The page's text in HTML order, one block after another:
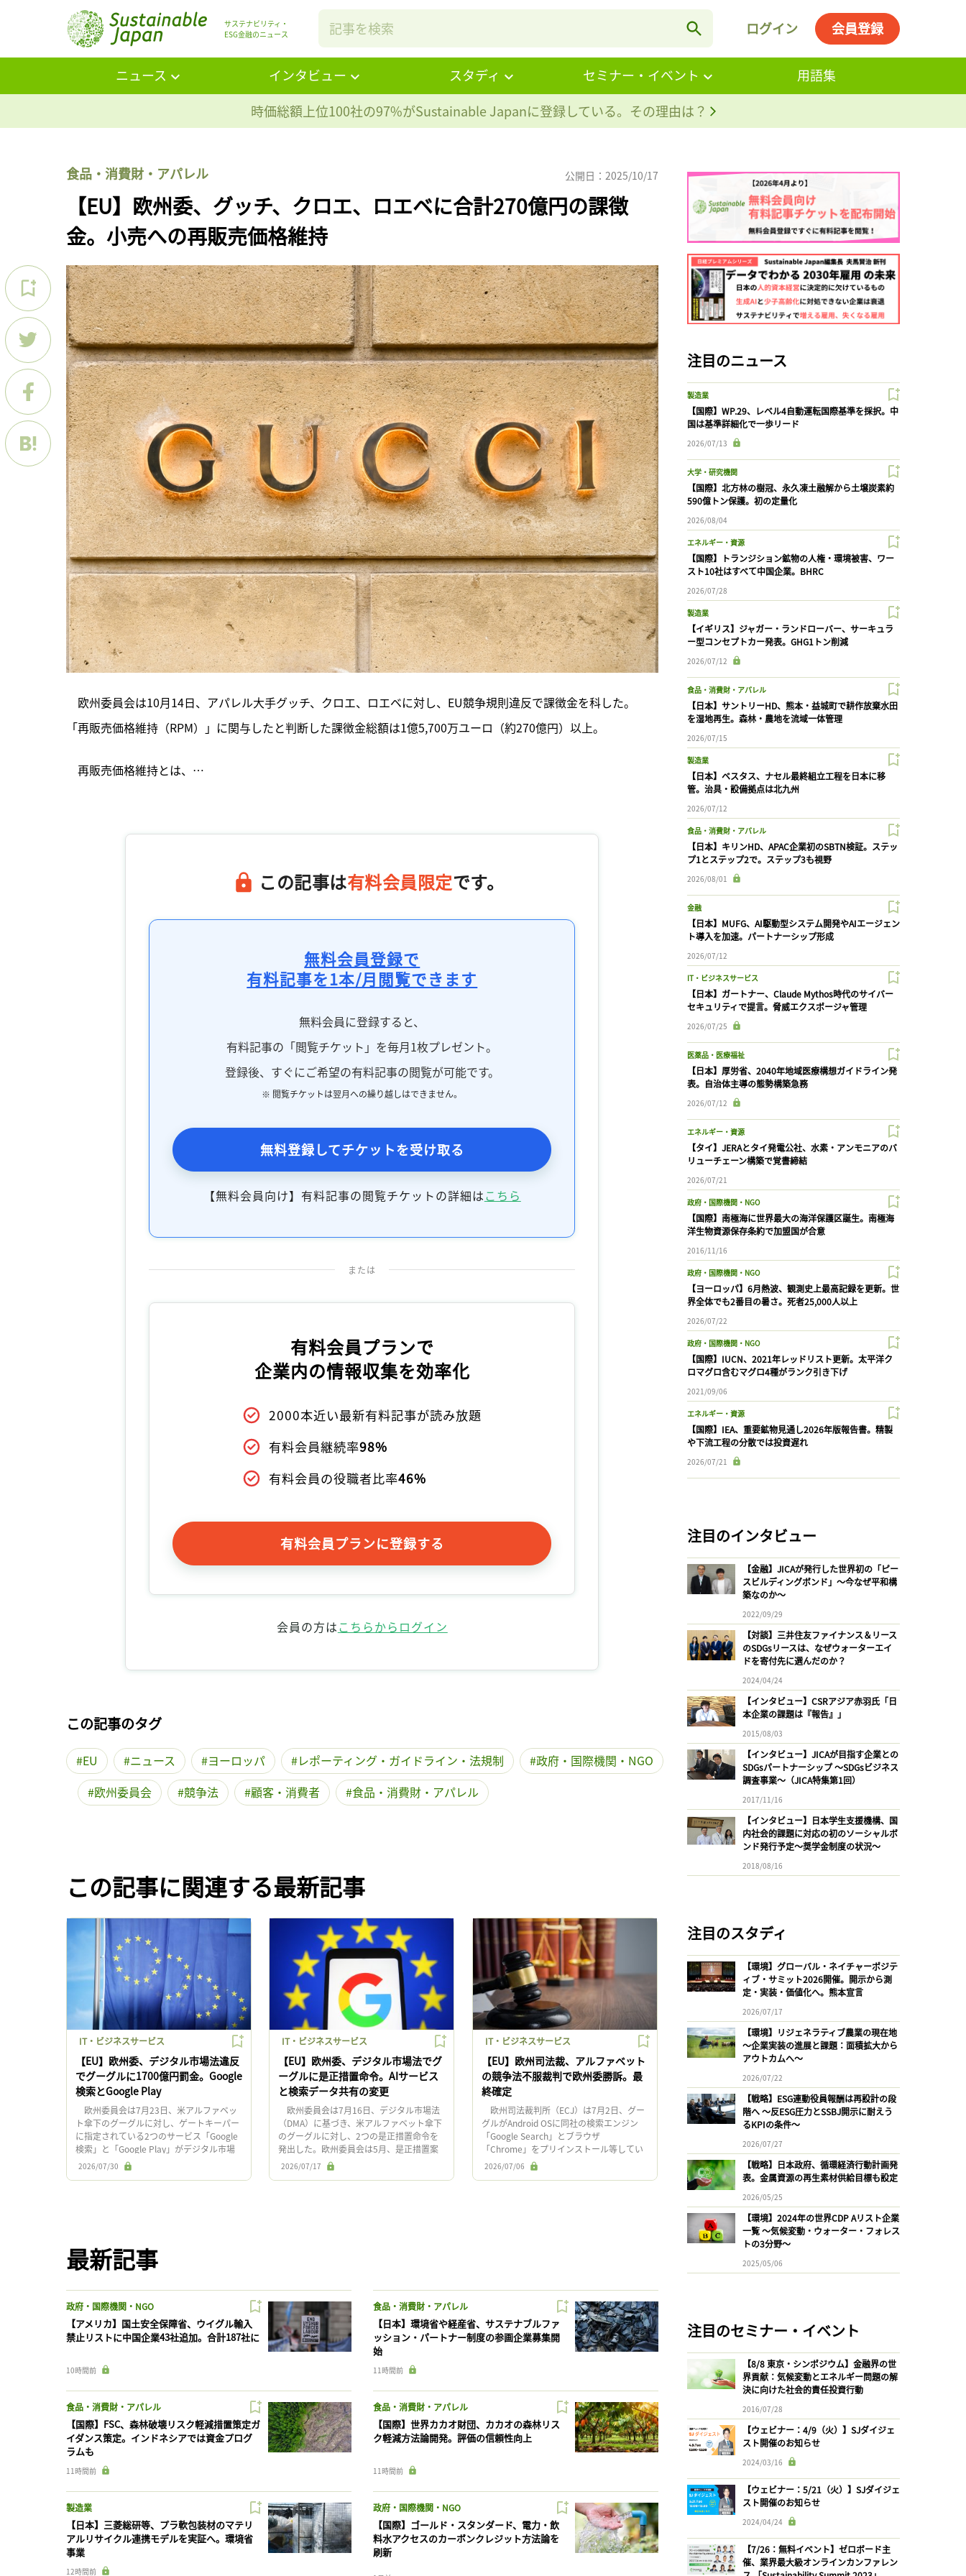
サステナビリティ・
ESG金融のニュース
ログイン 会員登録
ニュース インタビュー スタディ セミナー・イベント
用語集
時価総額上位100社の97%がSustainable Japanに登録している。その理由は？
食品・消費財・アパレル 公開日：2025/10/17
【EU】欧州委、グッチ、クロエ、ロエベに合計270億円の課徴
金。小売への再販売価格維持
欧州委員会は10月14日、アパレル大手グッチ、クロエ、ロエベに対し、EU競争規則違反で課徴金を科した。
「再販売価格維持（RPM）」に関与したと判断した課徴金総額は1億5,700万ユーロ（約270億円）以上。
再販売価格維持とは、…
この記事は有料会員限定です。
無料会員登録で
有料記事を1本/月閲覧できます
無料会員に登録すると、
有料記事の「閲覧チケット」を毎月1枚プレゼント。
登録後、すぐにご希望の有料記事の閲覧が可能です。
※ 閲覧チケットは翌月への繰り越しはできません。
無料登録してチケットを受け取る
【無料会員向け】有料記事の閲覧チケットの詳細はこちら
または
有料会員プランで
企業内の情報収集を効率化
2000本近い最新有料記事が読み放題
有料会員継続率98%
有料会員の役職者比率46%
有料会員プランに登録する
会員の方はこちらからログイン
この記事のタグ
EU ニュース ヨーロッパ レポーティング・ガイドライン・法規制
政府・国際機関・NGO
欧州委員会
競争法 顧客・消費者 食品・消費財・アパレル
この記事に関連する最新記事
IT・ビジネスサービス
【EU】欧州委、デジタル市場法違反
でグーグルに1700億円罰金。Google
検索とGoogle Play
欧州委員会は7月23日、米アルファベッ
ト傘下のグーグルに対し、ゲートキーパー
に指定されている2つのサービス「Google
検索」と「Google Play」がデジタル市場
法（DMA）に違反しているとの最終判定を
下し、是正 […]
2026/07/30
IT・ビジネスサービス
【EU】欧州委、デジタル市場法でグ
ーグルに是正措置命令。AIサービス
と検索データ共有の変更
欧州委員会は7月16日、デジタル市場法
（DMA）に基づき、米アルファベット傘下
のグーグルに対し、2つの是正措置命令を
発出した。欧州委員会は5月、是正措置案
を公表し、同社及び他のステークホルダー
からの意見を募集していた。 […]
2026/07/17
IT・ビジネスサービス
【EU】欧州司法裁、アルファベット
の競争法不服裁判で欧州委勝訴。最
終確定
欧州司法裁判所（ECJ）は7月2日、グー
グルがAndroid OSに同社の検索エンジン
「Google Search」とブラウザ
「Chrome」をプリインストール等してい
たことに対する2018年の行政処分を不服と
した裁判 […]
2026/07/06
最新記事
政府・国際機関・NGO
【アメリカ】国土安全保障省、ウイグル輸入
禁止リストに中国企業43社追加。合計187社に
10時間前
食品・消費財・アパレル
【日本】環境省や経産省、サステナブルファ
ッション・パートナー制度の参画企業募集開
始
11時間前
食品・消費財・アパレル
【国際】FSC、森林破壊リスク軽減措置策定ガ
イダンス策定。インドネシアでは資金プログ
ラムも
11時間前
食品・消費財・アパレル
【国際】世界カカオ財団、カカオの森林リス
ク軽減方法論開発。評価の信頼性向上
11時間前
製造業
【日本】三菱総研等、プラ軟包装材のマテリ
アルリサイクル連携モデルを実証へ。環境省
事業
12時間前
政府・国際機関・NGO
【国際】ゴールド・スタンダード、電力・飲
料水アクセスのカーボンクレジット方法論を
刷新
注目のニュース
製造業
【国際】WP.29、レベル4自動運転国際基準を採択。中
国は基準詳細化で一歩リード
2026/07/13
大学・研究機関
【国際】北方林の樹冠、永久凍土融解から土壌炭素約
590億トン保護。初の定量化
2026/08/04
エネルギー・資源
【国際】トランジション鉱物の人権・環境被害、ワー
スト10社はすべて中国企業。BHRC
2026/07/28
製造業
【イギリス】ジャガー・ランドローバー、サーキュラ
ー型コンセプトカー発表。GHG1トン削減
2026/07/12
食品・消費財・アパレル
【日本】サントリーHD、熊本・益城町で耕作放棄水田
を湿地再生。森林・農地を流域一体管理
2026/07/15
製造業
【日本】ベスタス、ナセル最終組立工程を日本に移
管。治具・設備拠点は北九州
2026/07/12
食品・消費財・アパレル
【日本】キリンHD、APAC企業初のSBTN検証。ステッ
プ1とステップ2で。ステップ3も視野
2026/08/01
金融
【日本】MUFG、AI駆動型システム開発やAIエージェン
ト導入を加速。パートナーシップ形成
2026/07/12
IT・ビジネスサービス
【日本】ガートナー、Claude Mythos時代のサイバー
セキュリティで提言。脅威エクスポージャ管理
2026/07/25
医薬品・医療福祉
【日本】厚労省、2040年地域医療構想ガイドライン発
表。自治体主導の態勢構築急務
2026/07/12
エネルギー・資源
【タイ】JERAとタイ発電公社、水素・アンモニアのバ
リューチェーン構築で覚書締結
2026/07/21
政府・国際機関・NGO
【国際】南極海に世界最大の海洋保護区誕生。南極海
洋生物資源保存条約で加盟国が合意
2016/11/16
政府・国際機関・NGO
【ヨーロッパ】6月熱波、観測史上最高記録を更新。世
界全体でも2番目の暑さ。死者25,000人以上
2026/07/22
政府・国際機関・NGO
【国際】IUCN、2021年レッドリスト更新。太平洋ク
ロマグロ含むマグロ4種がランク引き下げ
2021/09/06
エネルギー・資源
【国際】IEA、重要鉱物見通し2026年版報告書。精製
や下流工程の分散では投資遅れ
2026/07/21
注目のインタビュー
【金融】JICAが発行した世界初の「ピー
スビルディングボンド」〜今なぜ平和構
築なのか〜
2022/09/29
【対談】三井住友ファイナンス＆リース
のSDGsリースは、なぜウォーターエイ
ドを寄付先に選んだのか？
2024/04/24
【インタビュー】CSRアジア赤羽氏「日
本企業の課題は『報告』」
2015/08/03
【インタビュー】JICAが目指す企業との
SDGsパートナーシップ 〜SDGsビジネス
調査事業〜（JICA特集第1回）
2017/11/16
【インタビュー】日本学生支援機構、国
内社会的課題に対応の初のソーシャルボ
ンド発行予定〜奨学金制度の状況〜
2018/08/16
注目のスタディ
【環境】グローバル・ネイチャーポジテ
ィブ・サミット2026開催。開示から測
定・実装・価値化へ。熊本宣言
2026/07/17
【環境】リジェネラティブ農業の現在地
〜企業実装の進展と課題：面積拡大から
アウトカムへ〜
2026/07/22
【戦略】ESG連動役員報酬は再設計の段
階へ 〜反ESG圧力とSSBJ開示に耐えう
るKPIの条件〜
2026/07/27
【戦略】日本政府、循環経済行動計画発
表。金属資源の再生素材供給目標も設定
2026/05/25
【環境】2024年の世界CDP Aリスト企業
一覧 〜気候変動・ウォーター・フォレス
トの3分野〜
2025/05/06
注目のセミナー・イベント
【8/8 東京・シンポジウム】金融界の世
界貢献：気候変動とエネルギー問題の解
決に向けた社会的責任投資行動
2016/07/28
【ウェビナー：4/9（火）】SJダイジェ
スト開催のお知らせ
2024/03/16
【ウェビナー：5/21（火）】SJダイジェ
スト開催のお知らせ
2024/04/24
【7/26：無料イベント】ゼロボード主
催、業界最大級オンラインカンファレン
記事をお気に入りに保存するには